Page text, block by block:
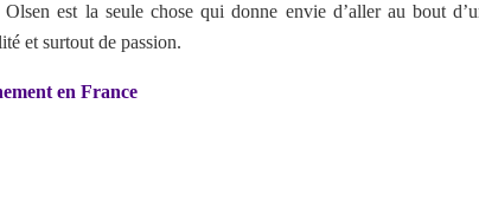
Olsen est la seule chose qui donne envie d’aller au bout
et surtout de passion.
en France